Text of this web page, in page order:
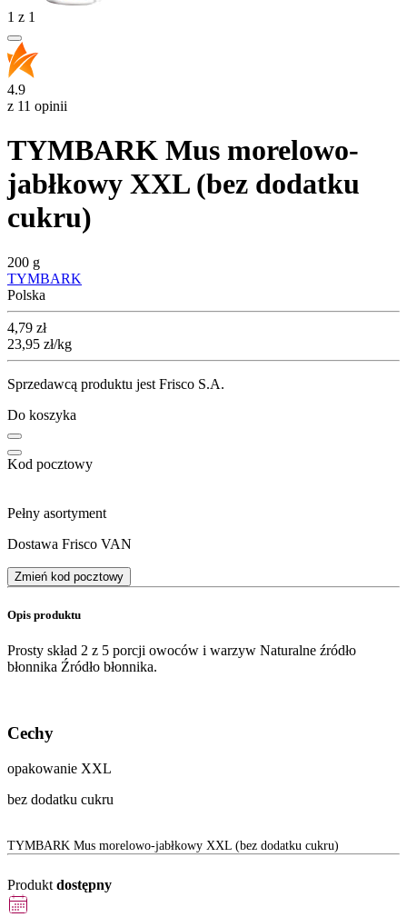
1 z 1
4.9
z 11 opinii
TYMBARK Mus morelowo-
jabłkowy XXL (bez dodatku
cukru)
200 g
TYMBARK
Polska
Cena
4,79 zł
23,95 zł/kg
Sprzedawcą produktu jest Frisco S.A.
Do koszyka
Kod pocztowy
Pełny asortyment
Dostawa Frisco VAN
Zmień kod pocztowy
Opis produktu
Prosty skład 2 z 5 porcji owoców i warzyw Naturalne źródło
błonnika Źródło błonnika.
Cechy
opakowanie XXL
bez dodatku cukru
TYMBARK Mus morelowo-jabłkowy XXL (bez dodatku cukru)
Produkt dostępny